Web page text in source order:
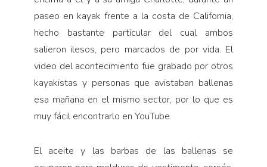
paseo en kayak frente a la costa de California,
hecho bastante particular del cual ambos
salieron ilesos, pero marcados de por vida. El
video del acontecimiento fue grabado por otros
kayakistas y personas que avistaban ballenas
esa mañana en el mismo sector, por lo que es
muy fácil encontrarlo en YouTube.
El aceite y las barbas de las ballenas se